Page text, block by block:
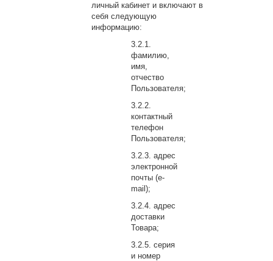
личный кабинет и включают в
себя следующую
информацию:
фамилию,
имя,
отчество
Пользователя;
контактный
телефон
Пользователя;
адрес
электронной
почты (e-
mail);
адрес
доставки
Товара;
серия
и номер